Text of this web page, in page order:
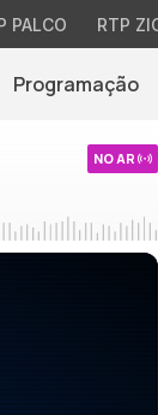
PALCO RTP
Programação
NO AR